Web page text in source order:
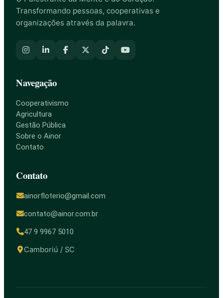
Transformando pessoas, cooperativas e
organizações através da palavra.
Navegação
Cooperativismo
Agricultura
Gestão Pública
Sobre o Ainor
Contato
Contato
ainorfloterio@gmail.com
contato@ainor.com.br
47 9 9967 5010
Camboriú / SC